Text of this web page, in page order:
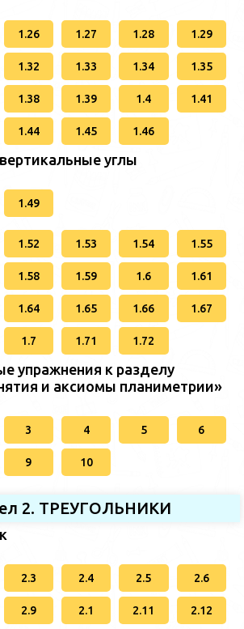
1.26 1.27 1.28 1.29
1.32 1.33 1.34 1.35
1.38 1.39 1.4 1.41
1.44 1.45 1.46
углы
1.49
1.52 1.53 1.54 1.55
1.58 1.59 1.6 1.61
1.64 1.65 1.66 1.67
1.7 1.71 1.72
упражнения к разделу
и аксиомы планиметрии»
3 4 5 6
9 10
2. ТРЕУГОЛЬНИКИ
2.3 2.4 2.5 2.6
2.9 2.1 2.11 2.12